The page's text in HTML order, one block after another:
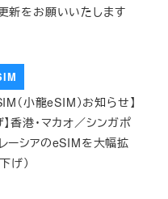
新をお願いいたします
（小龍eSIM）お知らせ】
】香港・マカオ／シンガポ
ーシアのeSIMを大幅拡
げ）